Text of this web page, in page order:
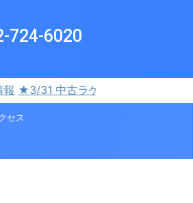
724-6020
加情報/16本
セス